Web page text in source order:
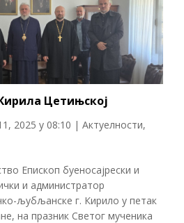
Цетињској
2025 у 08:10 | Актуелности,
Епископ буеносајрески и
и администратор
љубљанске г. Кирило у петак
на празник Светог мученика